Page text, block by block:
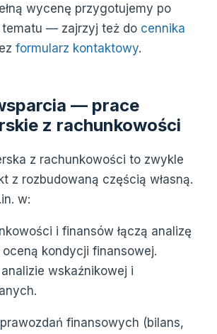
wycenę przygotujemy po
tematu — zajrzyj też do cennika
formularz kontaktowy.
— prace
z rachunkowości
z rachunkowości to zwykle
z rozbudowaną częścią własną.
w:
i finansów łączą analizę
kondycji finansowej.
wskaźnikowej i
finansowych (bilans,